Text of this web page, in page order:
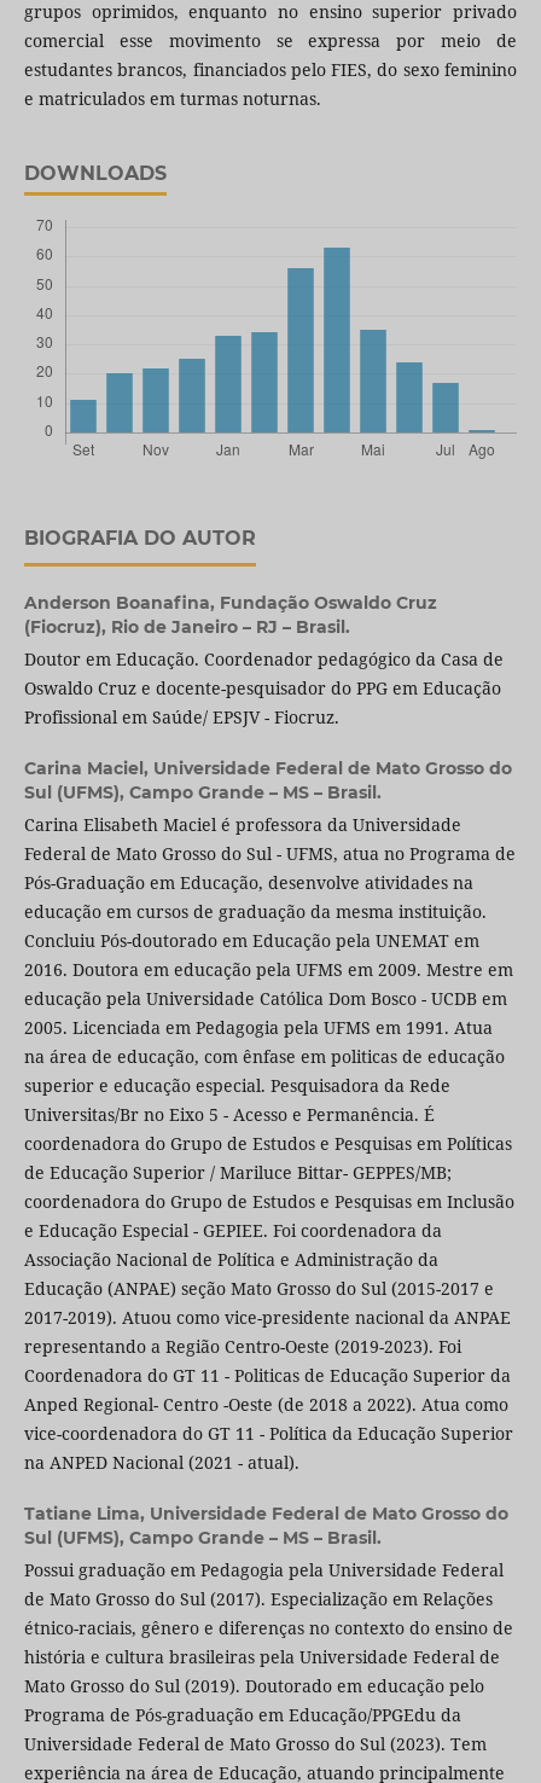
grupos oprimidos, enquanto no ensino superior privado
comercial esse movimento se expressa por meio de
estudantes brancos, financiados pelo FIES, do sexo feminino
e matriculados em turmas noturnas.
DOWNLOADS
BIOGRAFIA DO AUTOR
Anderson Boanafina, Fundação Oswaldo Cruz
(Fiocruz), Rio de Janeiro – RJ – Brasil.
Doutor em Educação. Coordenador pedagógico da Casa de
Oswaldo Cruz e docente-pesquisador do PPG em Educação
Profissional em Saúde/ EPSJV - Fiocruz.
Carina Maciel, Universidade Federal de Mato Grosso do
Sul (UFMS), Campo Grande – MS – Brasil.
Carina Elisabeth Maciel é professora da Universidade
Federal de Mato Grosso do Sul - UFMS, atua no Programa de
Pós-Graduação em Educação, desenvolve atividades na
educação em cursos de graduação da mesma instituição.
Concluiu Pós-doutorado em Educação pela UNEMAT em
2016. Doutora em educação pela UFMS em 2009. Mestre em
educação pela Universidade Católica Dom Bosco - UCDB em
2005. Licenciada em Pedagogia pela UFMS em 1991. Atua
na área de educação, com ênfase em politicas de educação
superior e educação especial. Pesquisadora da Rede
Universitas/Br no Eixo 5 - Acesso e Permanência. É
coordenadora do Grupo de Estudos e Pesquisas em Políticas
de Educação Superior / Mariluce Bittar- GEPPES/MB;
coordenadora do Grupo de Estudos e Pesquisas em Inclusão
e Educação Especial - GEPIEE. Foi coordenadora da
Associação Nacional de Política e Administração da
Educação (ANPAE) seção Mato Grosso do Sul (2015-2017 e
2017-2019). Atuou como vice-presidente nacional da ANPAE
representando a Região Centro-Oeste (2019-2023). Foi
Coordenadora do GT 11 - Politicas de Educação Superior da
Anped Regional- Centro -Oeste (de 2018 a 2022). Atua como
vice-coordenadora do GT 11 - Política da Educação Superior
na ANPED Nacional (2021 - atual).
Tatiane Lima, Universidade Federal de Mato Grosso do
Sul (UFMS), Campo Grande – MS – Brasil.
Possui graduação em Pedagogia pela Universidade Federal
de Mato Grosso do Sul (2017). Especialização em Relações
étnico-raciais, gênero e diferenças no contexto do ensino de
história e cultura brasileiras pela Universidade Federal de
Mato Grosso do Sul (2019). Doutorado em educação pelo
Programa de Pós-graduação em Educação/PPGEdu da
Universidade Federal de Mato Grosso do Sul (2023). Tem
experiência na área de Educação, atuando principalmente